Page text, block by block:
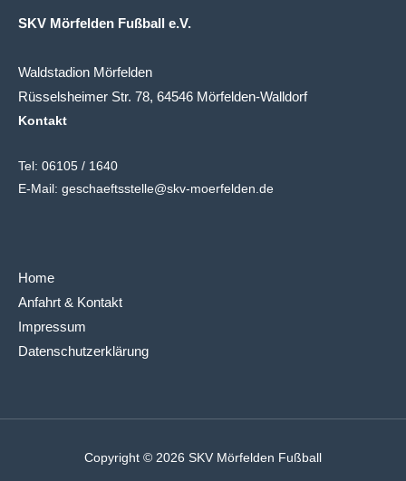
SKV Mörfelden Fußball e.V.
Waldstadion Mörfelden
Rüsselsheimer Str. 78, 64546 Mörfelden-Walldorf
Kontakt
Tel: 06105 / 1640
E-Mail: geschaeftsstelle@skv-moerfelden.de
Home
Anfahrt & Kontakt
Impressum
Datenschutzerklärung
Copyright © 2026 SKV Mörfelden Fußball